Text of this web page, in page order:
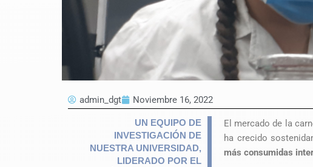
admin_dgt Noviembre 16, 2022
UN EQUIPO DE
INVESTIGACIÓN DE
NUESTRA UNIVERSIDAD,
LIDERADO POR EL
El mercado de la
ha crecido
más consumidas